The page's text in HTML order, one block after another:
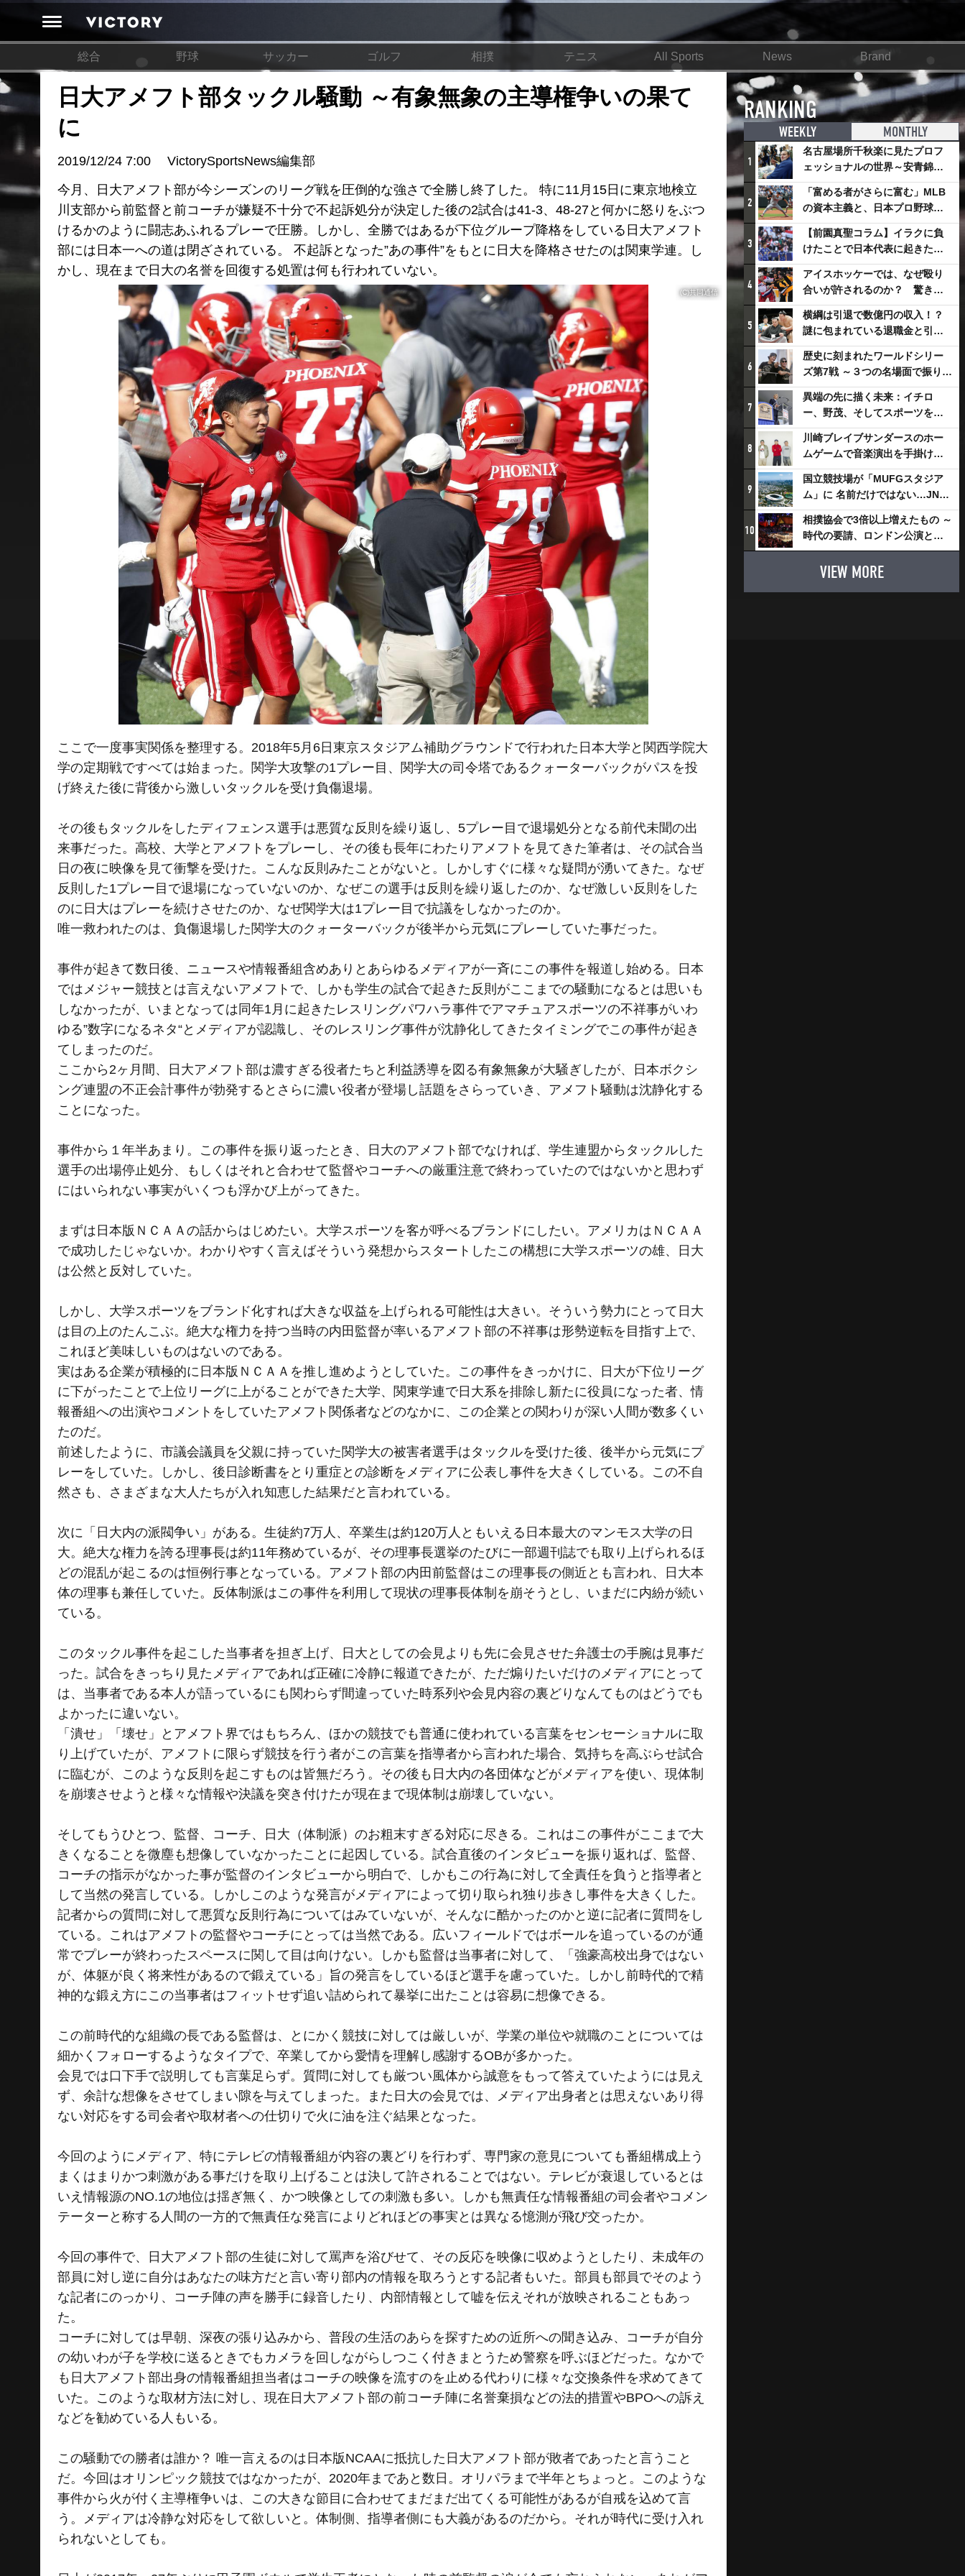
総合 野球 サッカー ゴルフ 相撲 テニス All Sports News Brand
日大アメフト部タックル騒動 ～有象無象の主導権争いの果て
に
2019/12/24 7:00
VictorySportsNews編集部
今月、日大アメフト部が今シーズンのリーグ戦を圧倒的な強さで全勝し終了した。 特に11月15日に東京地検立
川支部から前監督と前コーチが嫌疑不十分で不起訴処分が決定した後の2試合は41-3、48-27と何かに怒りをぶつ
けるかのように闘志あふれるプレーで圧勝。しかし、全勝ではあるが下位グループ降格をしている日大アメフト
部には日本一への道は閉ざされている。 不起訴となった”あの事件”をもとに日大を降格させたのは関東学連。し
かし、現在まで日大の名誉を回復する処置は何も行われていない。
(C)共同通信
ここで一度事実関係を整理する。2018年5月6日東京スタジアム補助グラウンドで行われた日本大学と関西学院大
学の定期戦ですべては始まった。関学大攻撃の1プレー目、関学大の司令塔であるクォーターバックがパスを投
げ終えた後に背後から激しいタックルを受け負傷退場。
その後もタックルをしたディフェンス選手は悪質な反則を繰り返し、5プレー目で退場処分となる前代未聞の出
来事だった。高校、大学とアメフトをプレーし、その後も長年にわたりアメフトを見てきた筆者は、その試合当
日の夜に映像を見て衝撃を受けた。こんな反則みたことがないと。しかしすぐに様々な疑問が湧いてきた。なぜ
反則した1プレー目で退場になっていないのか、なぜこの選手は反則を繰り返したのか、なぜ激しい反則をした
のに日大はプレーを続けさせたのか、なぜ関学大は1プレー目で抗議をしなかったのか。
唯一救われたのは、負傷退場した関学大のクォーターバックが後半から元気にプレーしていた事だった。
事件が起きて数日後、ニュースや情報番組含めありとあらゆるメディアが一斉にこの事件を報道し始める。日本
ではメジャー競技とは言えないアメフトで、しかも学生の試合で起きた反則がここまでの騒動になるとは思いも
しなかったが、いまとなっては同年1月に起きたレスリングパワハラ事件でアマチュアスポーツの不祥事がいわ
ゆる”数字になるネタ“とメディアが認識し、そのレスリング事件が沈静化してきたタイミングでこの事件が起き
てしまったのだ。
ここから2ヶ月間、日大アメフト部は濃すぎる役者たちと利益誘導を図る有象無象が大騒ぎしたが、日本ボクシ
ング連盟の不正会計事件が勃発するとさらに濃い役者が登場し話題をさらっていき、アメフト騒動は沈静化する
ことになった。
事件から１年半あまり。この事件を振り返ったとき、日大のアメフト部でなければ、学生連盟からタックルした
選手の出場停止処分、もしくはそれと合わせて監督やコーチへの厳重注意で終わっていたのではないかと思わず
にはいられない事実がいくつも浮かび上がってきた。
まずは日本版ＮＣＡＡの話からはじめたい。大学スポーツを客が呼べるブランドにしたい。アメリカはＮＣＡＡ
で成功したじゃないか。わかりやすく言えばそういう発想からスタートしたこの構想に大学スポーツの雄、日大
は公然と反対していた。
しかし、大学スポーツをブランド化すれば大きな収益を上げられる可能性は大きい。そういう勢力にとって日大
は目の上のたんこぶ。絶大な権力を持つ当時の内田監督が率いるアメフト部の不祥事は形勢逆転を目指す上で、
これほど美味しいものはないのである。
実はある企業が積極的に日本版ＮＣＡＡを推し進めようとしていた。この事件をきっかけに、日大が下位リーグ
に下がったことで上位リーグに上がることができた大学、関東学連で日大系を排除し新たに役員になった者、情
報番組への出演やコメントをしていたアメフト関係者などのなかに、この企業との関わりが深い人間が数多くい
たのだ。
前述したように、市議会議員を父親に持っていた関学大の被害者選手はタックルを受けた後、後半から元気にプ
レーをしていた。しかし、後日診断書をとり重症との診断をメディアに公表し事件を大きくしている。この不自
然さも、さまざまな大人たちが入れ知恵した結果だと言われている。
次に「日大内の派閥争い」がある。生徒約7万人、卒業生は約120万人ともいえる日本最大のマンモス大学の日
大。絶大な権力を誇る理事長は約11年務めているが、その理事長選挙のたびに一部週刊誌でも取り上げられるほ
どの混乱が起こるのは恒例行事となっている。アメフト部の内田前監督はこの理事長の側近とも言われ、日大本
体の理事も兼任していた。反体制派はこの事件を利用して現状の理事長体制を崩そうとし、いまだに内紛が続い
ている。
このタックル事件を起こした当事者を担ぎ上げ、日大としての会見よりも先に会見させた弁護士の手腕は見事だ
った。試合をきっちり見たメディアであれば正確に冷静に報道できたが、ただ煽りたいだけのメディアにとって
は、当事者である本人が語っているにも関わらず間違っていた時系列や会見内容の裏どりなんてものはどうでも
よかったに違いない。
「潰せ」「壊せ」とアメフト界ではもちろん、ほかの競技でも普通に使われている言葉をセンセーショナルに取
り上げていたが、アメフトに限らず競技を行う者がこの言葉を指導者から言われた場合、気持ちを高ぶらせ試合
に臨むが、このような反則を起こすものは皆無だろう。その後も日大内の各団体などがメディアを使い、現体制
を崩壊させようと様々な情報や決議を突き付けたが現在まで現体制は崩壊していない。
そしてもうひとつ、監督、コーチ、日大（体制派）のお粗末すぎる対応に尽きる。これはこの事件がここまで大
きくなることを微塵も想像していなかったことに起因している。試合直後のインタビューを振り返れば、監督、
コーチの指示がなかった事が監督のインタビューから明白で、しかもこの行為に対して全責任を負うと指導者と
して当然の発言している。しかしこのような発言がメディアによって切り取られ独り歩きし事件を大きくした。
記者からの質問に対して悪質な反則行為についてはみていないが、そんなに酷かったのかと逆に記者に質問をし
ている。これはアメフトの監督やコーチにとっては当然である。広いフィールドではボールを追っているのが通
常でプレーが終わったスペースに関して目は向けない。しかも監督は当事者に対して、「強豪高校出身ではない
が、体躯が良く将来性があるので鍛えている」旨の発言をしているほど選手を慮っていた。しかし前時代的で精
神的な鍛え方にこの当事者はフィットせず追い詰められて暴挙に出たことは容易に想像できる。
この前時代的な組織の長である監督は、とにかく競技に対しては厳しいが、学業の単位や就職のことについては
細かくフォローするようなタイプで、卒業してから愛情を理解し感謝するOBが多かった。
会見では口下手で説明しても言葉足らず。質問に対しても厳つい風体から誠意をもって答えていたようには見え
ず、余計な想像をさせてしまい隙を与えてしまった。また日大の会見では、メディア出身者とは思えないあり得
ない対応をする司会者や取材者への仕切りで火に油を注ぐ結果となった。
今回のようにメディア、特にテレビの情報番組が内容の裏どりを行わず、専門家の意見についても番組構成上う
まくはまりかつ刺激がある事だけを取り上げることは決して許されることではない。テレビが衰退しているとは
いえ情報源のNO.1の地位は揺ぎ無く、かつ映像としての刺激も多い。しかも無責任な情報番組の司会者やコメン
テーターと称する人間の一方的で無責任な発言によりどれほどの事実とは異なる憶測が飛び交ったか。
今回の事件で、日大アメフト部の生徒に対して罵声を浴びせて、その反応を映像に収めようとしたり、未成年の
部員に対し逆に自分はあなたの味方だと言い寄り部内の情報を取ろうとする記者もいた。部員も部員でそのよう
な記者にのっかり、コーチ陣の声を勝手に録音したり、内部情報として嘘を伝えそれが放映されることもあっ
た。
コーチに対しては早朝、深夜の張り込みから、普段の生活のあらを探すための近所への聞き込み、コーチが自分
の幼いわが子を学校に送るときでもカメラを回しながらしつこく付きまとうため警察を呼ぶほどだった。なかで
も日大アメフト部出身の情報番組担当者はコーチの映像を流すのを止める代わりに様々な交換条件を求めてきて
いた。このような取材方法に対し、現在日大アメフト部の前コーチ陣に名誉棄損などの法的措置やBPOへの訴え
などを勧めている人もいる。
この騒動での勝者は誰か？ 唯一言えるのは日本版NCAAに抵抗した日大アメフト部が敗者であったと言うこと
だ。今回はオリンピック競技ではなかったが、2020年まであと数日。オリパラまで半年とちょっと。このような
事件から火が付く主導権争いは、この大きな節目に合わせてまだまだ出てくる可能性があるが自戒を込めて言
う。メディアは冷静な対応をして欲しいと。体制側、指導者側にも大義があるのだから。それが時代に受け入れ
られないとしても。
RANKING
WEEKLY MONTHLY
1
名古屋場所千秋楽に見たプロフ
ェッショナルの世界～安青錦の
優勝を巡るさまざまなドラマ
2
「富める者がさらに富む」MLB
の資本主義と、日本プロ野球が
踏み出せない一歩
3
【前園真聖コラム】イラクに負
けたことで日本代表に起きたプ
ラスとは
4
アイスホッケーでは、なぜ殴り
合いが許されるのか？ 驚きの
「ファイティング」ルールにつ
いて
5
横綱は引退で数億円の収入！？
謎に包まれている退職金と引退
相撲興行
6
歴史に刻まれたワールドシリー
ズ第7戦 ～３つの名場面で振り返
る～
7
異端の先に描く未来：イチロ
ー、野茂、そしてスポーツを支
える科学界の挑戦
8
川崎ブレイブサンダースのホー
ムゲームで音楽演出を手掛ける
スチャダラパーが川崎新！アリ
ーナシティ・プロジェクトを語
る 「楽しみでしかないでしょ。
川崎は、ずっと成長曲線だか
ら」
9
国立競技場が「MUFGスタジア
ム」に 名前だけではない…JNSE
とMUFGが“共創”し描く地域活
性化・社会価値創造の近未来図
とは
10
相撲協会で3倍以上増えたもの ～
時代の要請、ロンドン公演と古
式大相撲
VIEW MORE